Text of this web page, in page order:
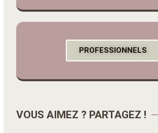
PROFESSIONNELS
VOUS AIMEZ ? PARTAGEZ !